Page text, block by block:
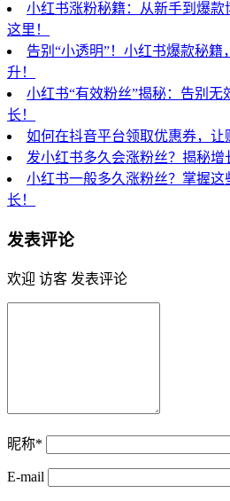
小红书涨粉秘籍：从新手到爆
这里！
告别“小透明”！小红书爆款秘
升！
小红书“有效粉丝”揭秘：告别无
长！
如何在抖音平台领取优惠券，让
发小红书多久会涨粉丝？揭秘增
小红书一般多久涨粉丝？掌握
长！
发表评论
欢迎 访客 发表评论
昵称*
E-mail